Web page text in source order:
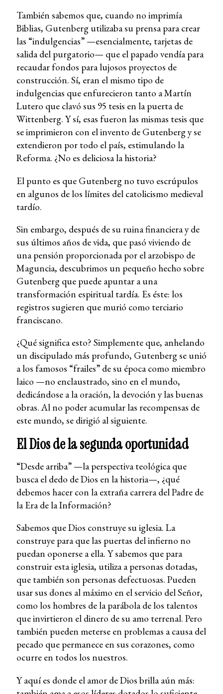
También sabemos que, cuando no imprimía
Biblias, Gutenberg utilizaba su prensa para crear
las “indulgencias” —esencialmente, tarjetas de
salida del purgatorio— que el papado vendía para
recaudar fondos para lujosos proyectos de
construcción. Sí, eran el mismo tipo de
indulgencias que enfurecieron tanto a Martín
Lutero que clavó sus 95 tesis en la puerta de
Wittenberg. Y sí, esas fueron las mismas tesis que
se imprimieron con el invento de Gutenberg y se
extendieron por todo el país, estimulando la
Reforma. ¿No es deliciosa la historia?
El punto es que Gutenberg no tuvo escrúpulos
en algunos de los límites del catolicismo medieval
tardío.
Sin embargo, después de su ruina financiera y de
sus últimos años de vida, que pasó viviendo de
una pensión proporcionada por el arzobispo de
Maguncia, descubrimos un pequeño hecho sobre
Gutenberg que puede apuntar a una
transformación espiritual tardía. Es éste: los
registros sugieren que murió como terciario
franciscano.
¿Qué significa esto? Simplemente que, anhelando
un discipulado más profundo, Gutenberg se unió
a los famosos “frailes” de su época como miembro
laico —no enclaustrado, sino en el mundo,
dedicándose a la oración, la devoción y las buenas
obras. Al no poder acumular las recompensas de
este mundo, se dirigió al siguiente.
El Dios de la segunda oportunidad
“Desde arriba” —la perspectiva teológica que
busca el dedo de Dios en la historia—, ¿qué
debemos hacer con la extraña carrera del Padre de
la Era de la Información?
Sabemos que Dios construye su iglesia. La
construye para que las puertas del infierno no
puedan oponerse a ella. Y sabemos que para
construir esta iglesia, utiliza a personas dotadas,
que también son personas defectuosas. Pueden
usar sus dones al máximo en el servicio del Señor,
como los hombres de la parábola de los talentos
que invirtieron el dinero de su amo terrenal. Pero
también pueden meterse en problemas a causa del
pecado que permanece en sus corazones, como
ocurre en todos los nuestros.
Y aquí es donde el amor de Dios brilla aún más: